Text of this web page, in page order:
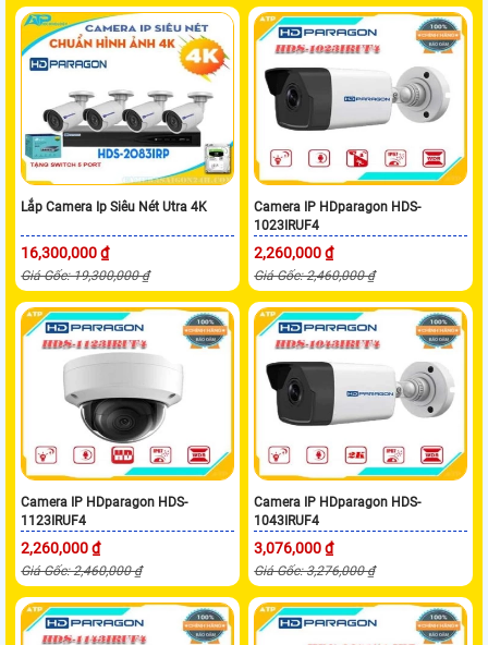
Lắp Camera Ip Siêu Nét Utra 4K
16,300,000 ₫
Giá Gốc: 19,300,000 ₫
Camera IP HDparagon HDS-
1023IRUF4
2,260,000 ₫
Giá Gốc: 2,460,000 ₫
Camera IP HDparagon HDS-
1123IRUF4
2,260,000 ₫
Giá Gốc: 2,460,000 ₫
Camera IP HDparagon HDS-
1043IRUF4
3,076,000 ₫
Giá Gốc: 3,276,000 ₫